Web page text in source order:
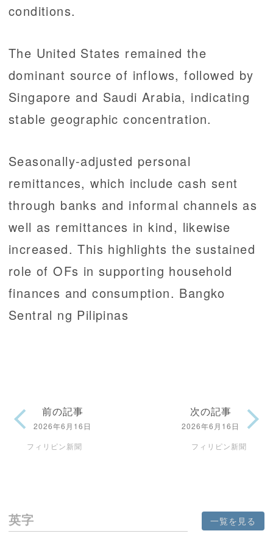
conditions.
The United States remained the
dominant source of inflows, followed by
Singapore and Saudi Arabia, indicating
stable geographic concentration.
Seasonally-adjusted personal
remittances, which include cash sent
through banks and informal channels as
well as remittances in kind, likewise
increased. This highlights the sustained
role of OFs in supporting household
finances and consumption. Bangko
Sentral ng Pilipinas
前の記事
2026年6月16日
フィリピン新聞
次の記事
2026年6月16日
フィリピン新聞
英字 一覧を見る